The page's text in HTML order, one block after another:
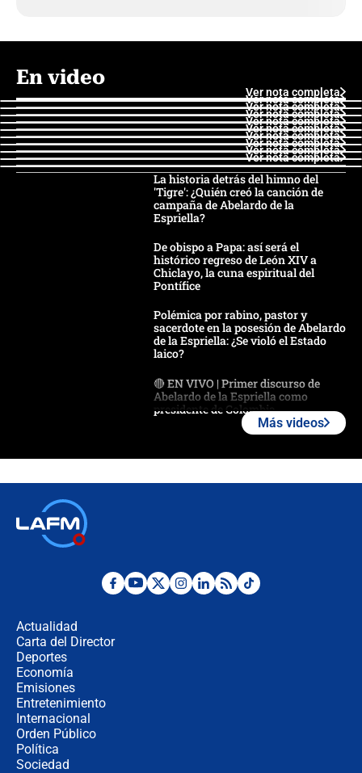
En video
Ver nota completa
Ver nota completa
Ver nota completa
Ver nota completa
Ver nota completa
Ver nota completa
Ver nota completa
Ver nota completa
Ver nota completa
Ver nota completa
La historia detrás del himno del
'Tigre': ¿Quién creó la canción de
campaña de Abelardo de la
Espriella?
De obispo a Papa: así será el
histórico regreso de León XIV a
Chiclayo, la cuna espiritual del
Pontífice
Polémica por rabino, pastor y
sacerdote en la posesión de Abelardo
de la Espriella: ¿Se violó el Estado
laico?
🔴 EN VIVO | Primer discurso de
Abelardo de la Espriella como
presidente de Colombia
Espriella en Cali inicia la
Desde dermatitis hasta infecciones:
Más videos
Actualidad
Carta del Director
Deportes
Economía
Emisiones
Entretenimiento
Internacional
Orden Público
Política
Sociedad